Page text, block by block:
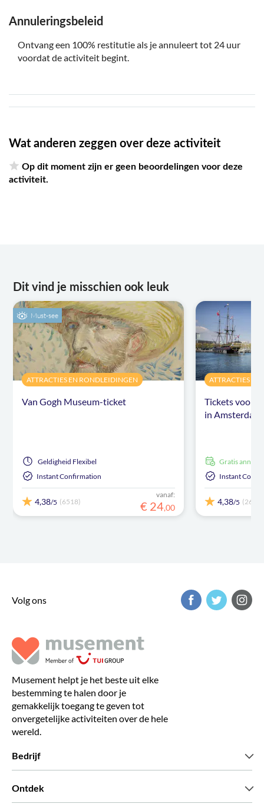
Annuleringsbeleid
Ontvang een 100% restitutie als je annuleert tot 24 uur
voordat de activiteit begint.
Wat anderen zeggen over deze activiteit
Op dit moment zijn er geen beoordelingen voor deze
activiteit.
Dit vind je misschien ook leuk
Must-see
ATTRACTIES EN RONDLEIDINGEN
Van Gogh Museum-ticket
Geldigheid Flexibel
Instant Confirmation
4,38/5 (6518)
vanaf:
€ 24,00
ATTRACTIES
Tickets voor
in Amsterdam
Gratis
Instant
4,38/5 (26)
Volg ons
Musement helpt je het beste uit elke
bestemming te halen door je
gemakkelijk toegang te geven tot
onvergetelijke activiteiten over de hele
wereld.
Bedrijf
Ontdek